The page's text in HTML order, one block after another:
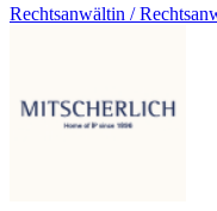
Rechtsanwältin /